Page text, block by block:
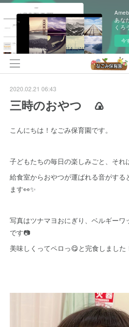
あな
くろう
今
2020.02.21 06:43
三時のおやつ 🍙
こんにちは！なごみ保育園です。
子どもたちの毎日の楽しみごと、それ
給食室からおやつが運ばれる音がする
ます👀✨
写真はツナマヨおにぎり、ベルギー
です📷
美味しくってペロっ😋と完食しました